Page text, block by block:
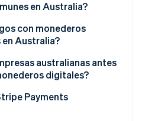
en Australia?
de cuentas
(phishing) dirigida al
con monederos
Australia?
en el terminal
australianas antes
digitales?
Payments